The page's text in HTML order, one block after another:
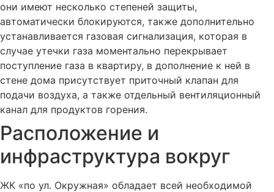
они имеют несколько степеней защиты,
автоматически блокируются, также дополнительно
устанавливается газовая сигнализация, которая в
случае утечки газа моментально перекрывает
поступление газа в квартиру, в дополнение к ней в
стене дома присутствует приточный клапан для
подачи воздуха, а также отдельный вентиляционный
канал для продуктов горения.
Расположение и
инфраструктура вокруг
ЖК «по ул. Окружная» обладает всей необходимой